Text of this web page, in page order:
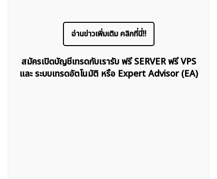
ค้นหา
สำหรับ:
อ่านข่าวเพิ่มเติม คลิกที่นี่!!
สมัครเปิดบัญชีเทรดกับเรารับ ฟรี SERVER ฟรี VPS
และ ระบบเทรดอัตโนมัติ หรือ Expert Advisor (EA)